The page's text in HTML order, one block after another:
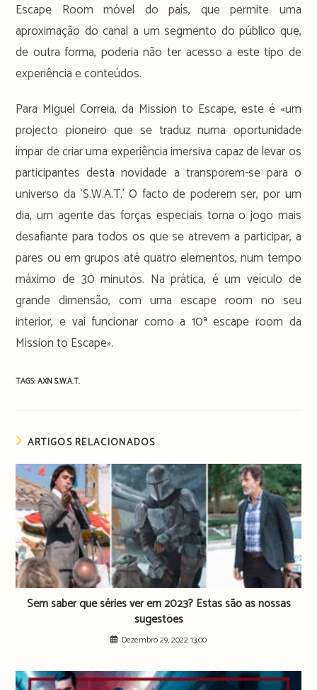
Escape Room móvel do país, que permite uma
aproximação do canal a um segmento do público que,
de outra forma, poderia não ter acesso a este tipo de
experiência e conteúdos.
Para Miguel Correia, da Mission to Escape, este é «um
projecto pioneiro que se traduz numa oportunidade
ímpar de criar uma experiência imersiva capaz de levar os
participantes desta novidade a transporem-se para o
universo da ‘S.W.A.T.’ O facto de poderem ser, por um
dia, um agente das forças especiais torna o jogo mais
desafiante para todos os que se atrevem a participar, a
pares ou em grupos até quatro elementos, num tempo
máximo de 30 minutos. Na prática, é um veículo de
grande dimensão, com uma escape room no seu
interior, e vai funcionar como a 10ª escape room da
Mission to Escape».
TAGS:AXNS.W.A.T.
ARTIGOS RELACIONADOS
Sem saber que séries ver em 2023? Estas são as nossas
sugestões
Dezembro 29, 2022 13:00